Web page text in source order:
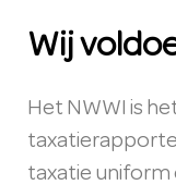
Wij
Het NWWI is
taxatie uniform